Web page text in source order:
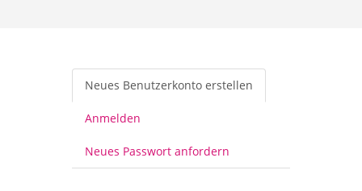
Haupt-Reiter
Neues Benutzerkonto erstellen
Reiter)
Anmelden
Neues Passwort anfordern